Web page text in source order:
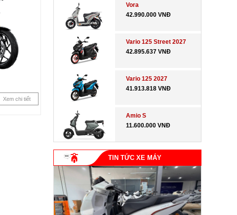
Xem chi tiết
Vora
42.990.000 VNĐ
Vario 125 Street 2027
42.895.637 VNĐ
Vario 125 2027
41.913.818 VNĐ
Amio S
11.600.000 VNĐ
TIN TỨC XE MÁY